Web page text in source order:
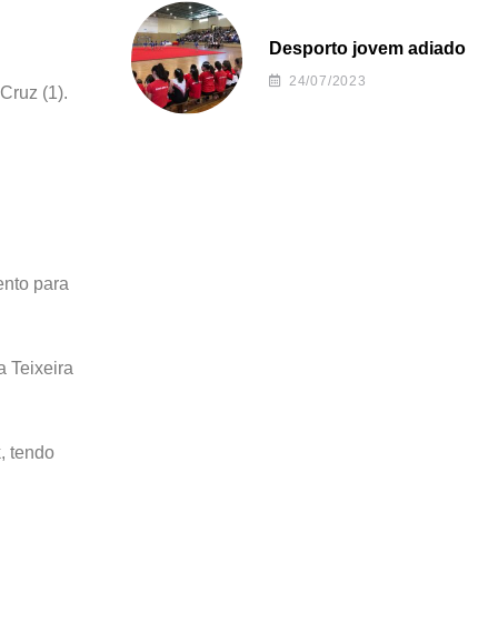
(1).
para
Teixeira
tendo
Desporto jovem adiado
24/07/2023